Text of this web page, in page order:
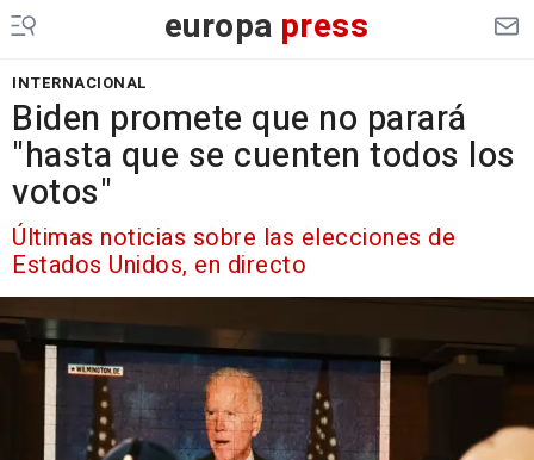
europa press
INTERNACIONAL
Biden promete que no parará
"hasta que se cuenten todos los
votos"
Últimas noticias sobre las elecciones de
Estados Unidos, en directo